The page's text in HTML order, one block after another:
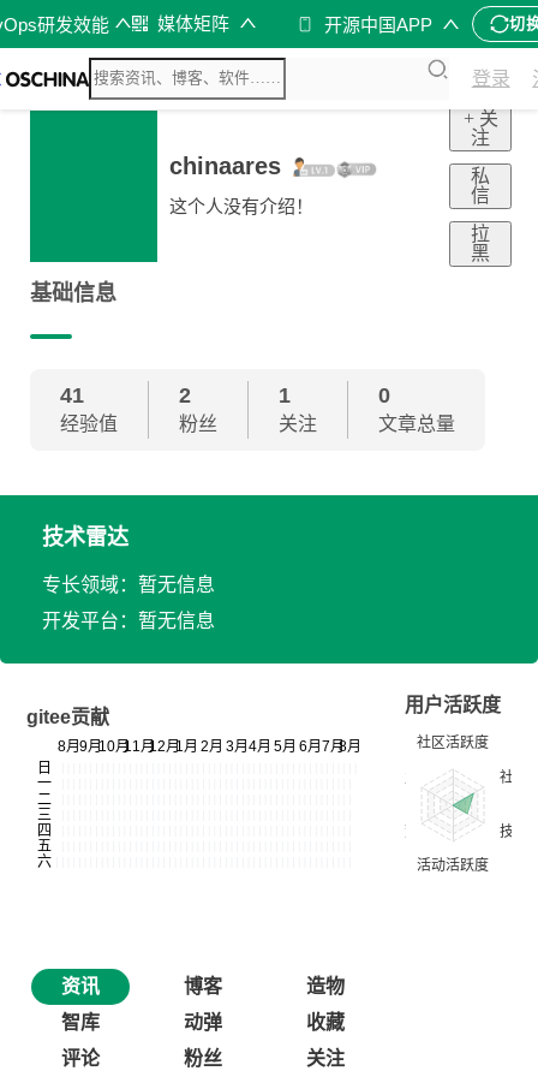
研发效能 媒体矩阵 开源中国APP 切
登录
chinaares
这个人没有介绍！
+ 关
注
私
信
拉
黑
基础信息
41
经验值
2
粉丝
1
关注
0
文章总量
技术雷达
专长领域：暂无信息
开发平台：暂无信息
gitee贡献
用户活跃度
资讯 博客
造物
智库
动弹
收藏
评论
粉丝 关注